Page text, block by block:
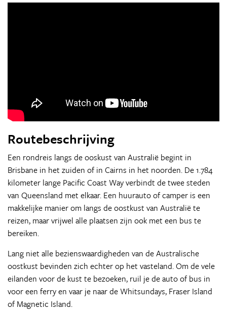
Routebeschrijving
Een rondreis langs de ooskust van Australië begint in
Brisbane in het zuiden of in Cairns in het noorden. De 1.784
kilometer lange Pacific Coast Way verbindt de twee steden
van Queensland met elkaar. Een huurauto of camper is een
makkelijke manier om langs de oostkust van Australië te
reizen, maar vrijwel alle plaatsen zijn ook met een bus te
bereiken.
Lang niet alle bezienswaardigheden van de Australische
oostkust bevinden zich echter op het vasteland. Om de vele
eilanden voor de kust te bezoeken, ruil je de auto of bus in
voor een ferry en vaar je naar de Whitsundays, Fraser Island
of Magnetic Island.